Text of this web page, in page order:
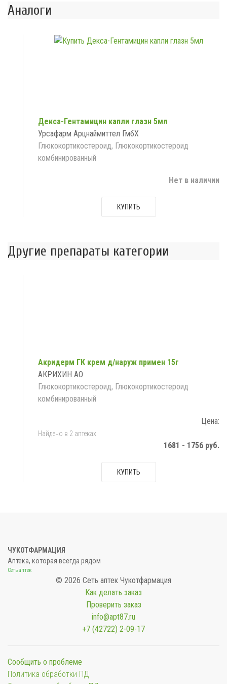
Аналоги
Декса-Гентамицин капли глазн 5мл
Урсафарм Арцнаймиттел ГмбХ
Глюкокортикостероид, Глюкокортикостероид
комбинированный
Нет в наличии
КУПИТЬ
Другие препараты категории
Акридерм ГК крем д/наруж примен 15г
АКРИХИН АО
Глюкокортикостероид, Глюкокортикостероид
комбинированный
Цена:
Найдено в 2 аптеках
1681 - 1756 руб.
КУПИТЬ
ЧУКОТФАРМАЦИЯ
Аптека, которая всегда рядом
Сеть аптек
© 2026 Сеть аптек Чукотфармация
Как делать заказ
Проверить заказ
info@apt87.ru
+7 (42722) 2-09-17
Сообщить о проблеме
Политика обработки ПД